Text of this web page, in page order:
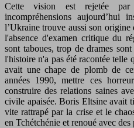
Cette vision est rejetée
incompréhensions aujourd’hui
l’Ukraine trouve aussi son origine
l'absence d'examen critique du
sont taboues, trop de drames
l'histoire n'a pas été racontée telle
avait une chape de plomb de
années 1990, mettre ces
construire des relations saines
civile apaisée. Boris Eltsine avait
vite rattrapé par la crise et le
en Tchétchénie et renoué avec